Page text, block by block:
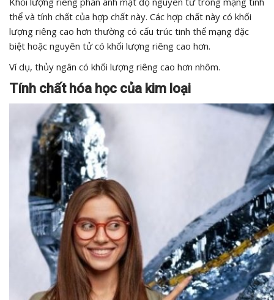
thể và tính chất của hợp chất này. Các hợp chất này có khối
lượng riêng cao hơn thường có cấu trúc tinh thể mạng đặc
biệt hoặc nguyên tử có khối lượng riêng cao hơn.
Ví dụ, thủy ngân có khối lượng riêng cao hơn nhôm.
Tính chất hóa học của kim loại